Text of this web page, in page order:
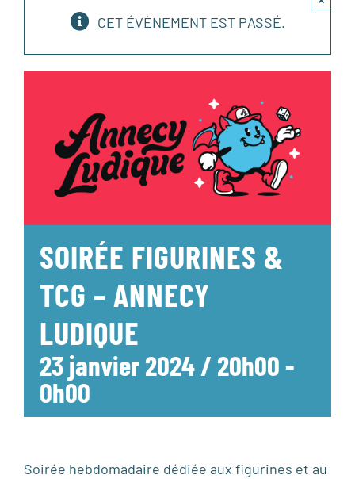
CET ÉVÈNEMENT EST PASSÉ.
SOIRÉE FIGURINES &
TCG – ANNECY
LUDIQUE
23 janvier 2024 / 20h00-
0h00
Soirée hebdomadaire dédiée aux figurines et au